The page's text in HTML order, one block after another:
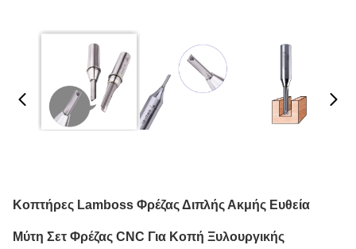
Κοπτήρες Lamboss Φρέζας Διπλής Ακμής Ευθεία
Μύτη Σετ Φρέζας CNC Για Κοπή Ξυλουργικής